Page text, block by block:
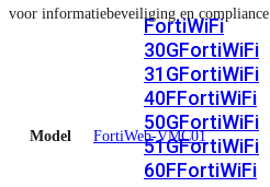
FortiWiFi
30GFortiWiFi
31GFortiWiFi
40FFortiWiFi
50GFortiWiFi
51GFortiWiFi
60FFortiWiFi
voor informatiebeveiliging en compliance.
Model FortiWeb-VMC01